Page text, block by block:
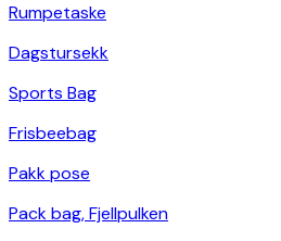
Rumpetaske
Dagstursekk
Sports Bag
Frisbeebag
Pakk pose
Pack bag, Fjellpulken